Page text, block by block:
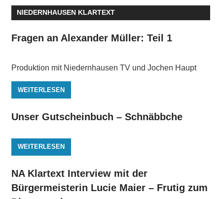
NIEDERNHAUSEN KLARTEXT
Fragen an Alexander Müller: Teil 1
Produktion mit Niedernhausen TV und Jochen Haupt
WEITERLESEN
Unser Gutscheinbuch – Schnäbbche
WEITERLESEN
NA Klartext Interview mit der
Bürgermeisterin Lucie Maier – Frutig zum